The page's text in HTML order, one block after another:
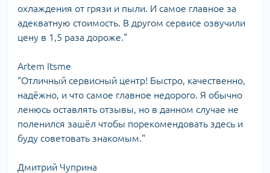
охлаждения от грязи и пыли. И самое главное за
адекватную стоимость. В другом сервисе озвучили
цену в 1,5 раза дороже."
Artem Itsme
"Отличный сервисный центр! Быстро, качественно,
надёжно, и что самое главное недорого. Я обычно
ленюсь оставлять отзывы, но в данном случае не
поленился зашёл чтобы порекомендовать здесь и
буду советовать знакомым."
Дмитрий Чуприна